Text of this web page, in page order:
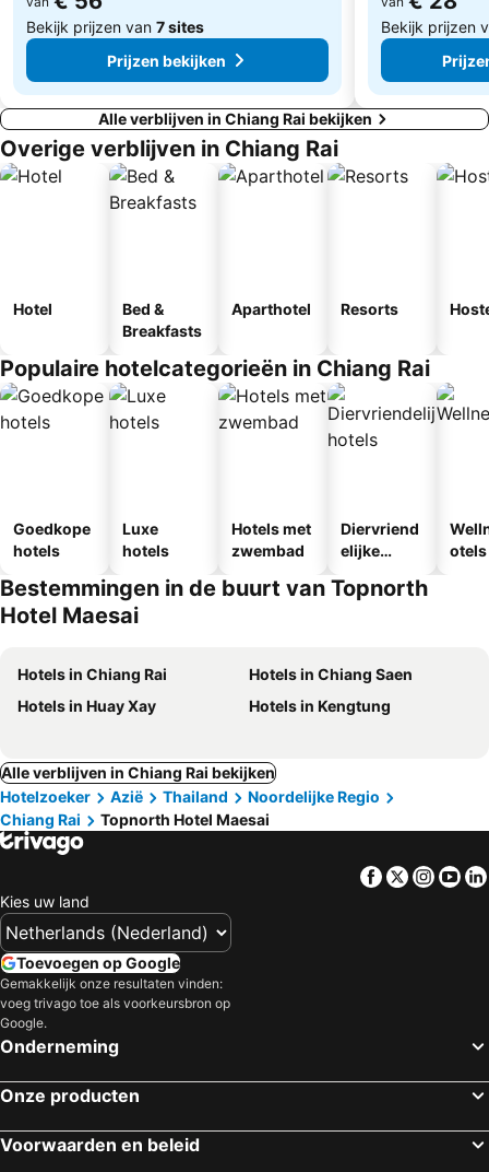
Bekijk prijzen van 7 sites
Prijzen bekijken
Bekijk prijzen
Alle verblijven in Chiang Rai bekijken
Overige verblijven in Chiang Rai
Hotel
Bed &
Breakfasts
Aparthotel Resorts
Populaire hotelcategorieën in Chiang Rai
Goedkope
hotels
Luxe
hotels
Hotels met
zwembad
Diervriend
elijke
otels
Bestemmingen in de buurt van Topnorth
Hotel Maesai
Hotels in Chiang Rai
Hotels in Chiang Saen
Hotels in Huay Xay
Hotels in Kengtung
Alle verblijven in Chiang Rai bekijken
Hotelzoeker
Azië Thailand
Noordelijke Regio
Chiang Rai
Topnorth Hotel Maesai
Facebook
Twitter
Kies uw land
Toevoegen op Google
Gemakkelijk onze resultaten vinden:
voeg trivago toe als voorkeursbron op
Google.
Onderneming
Onze producten
Voorwaarden en beleid